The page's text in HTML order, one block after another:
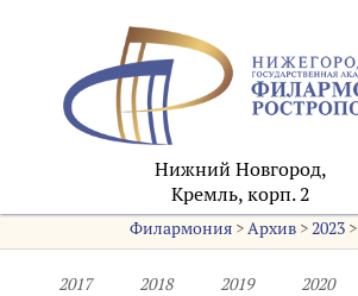
Нижний Новгород,
Кремль, корп. 2
Филармония>Архив>2023>
2017 2018 2019 2020